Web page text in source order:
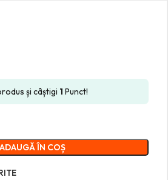
și câștigi 1 Punct!
ADAUGĂ ÎN COȘ